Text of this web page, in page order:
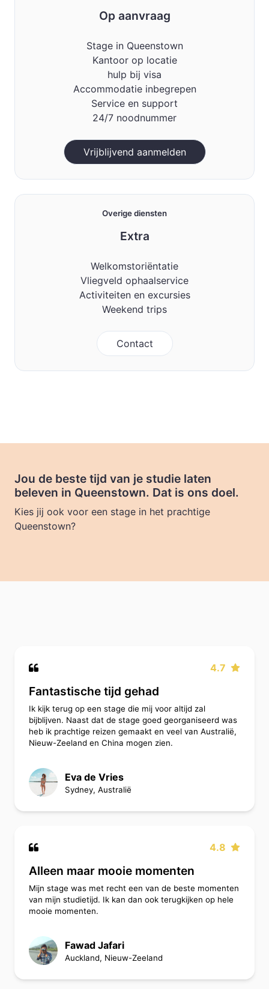
Op aanvraag
Stage in Queenstown
Kantoor op locatie
hulp bij visa
Accommodatie inbegrepen
Service en support
24/7 noodnummer
Vrijblijvend aanmelden
Overige diensten
Extra
Welkomstoriëntatie
Vliegveld ophaalservice
Activiteiten en excursies
Weekend trips
Contact
Jou de beste tijd van je studie laten
beleven in Queenstown. Dat is ons doel.
Kies jij ook voor een stage in het prachtige
Queenstown?
4.7
Fantastische tijd gehad
Ik kijk terug op een stage die mij voor altijd zal
bijblijven. Naast dat de stage goed georganiseerd was
heb ik prachtige reizen gemaakt en veel van Australië,
Nieuw-Zeeland en China mogen zien.
Eva de Vries
Sydney, Australië
4.8
Alleen maar mooie momenten
Mijn stage was met recht een van de beste momenten
van mijn studietijd. Ik kan dan ook terugkijken op hele
mooie momenten.
Fawad Jafari
Auckland, Nieuw-Zeeland